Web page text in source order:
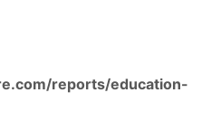
reports/education-